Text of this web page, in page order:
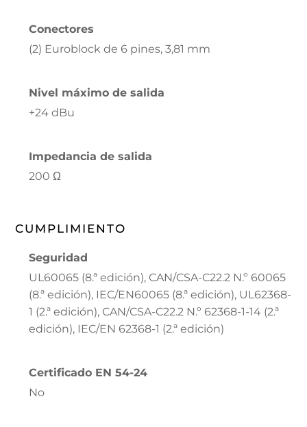
Conectores
(2) Euroblock de 6 pines, 3,81 mm
Nivel máximo de salida
+24 dBu
Impedancia de salida
200 Ω
CUMPLIMIENTO
Seguridad
UL60065 (8.ª edición), CAN/CSA-C22.2 N.º 60065
(8.ª edición), IEC/EN60065 (8.ª edición), UL62368-
1 (2.ª edición), CAN/CSA-C22.2 N.º 62368-1-14 (2.ª
edición), IEC/EN 62368-1 (2.ª edición)
Certificado EN 54-24
No